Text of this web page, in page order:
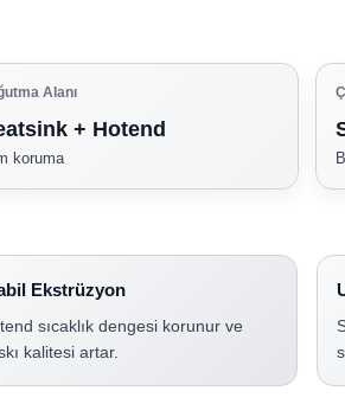
Alanı
+ Hotend
koruma
Ekstrüzyon
sıcaklık dengesi korunur ve
kalitesi artar.